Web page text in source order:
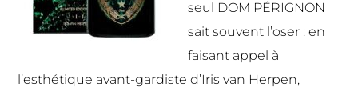
seul DOM PÉRIGNON
sait souvent l’oser : en
faisant appel à
l’esthétique avant-gardiste d’Iris van Herpen,